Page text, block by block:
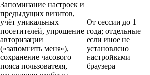
Запоминание настроек и
предыдущих визитов,
учёт уникальных
посетителей, упрощение
авторизации
(«запомнить меня»),
сохранение часового
пояса пользователя,
От сессии до 1
года; отдельные
если иное не
установлено
настройками
браузера